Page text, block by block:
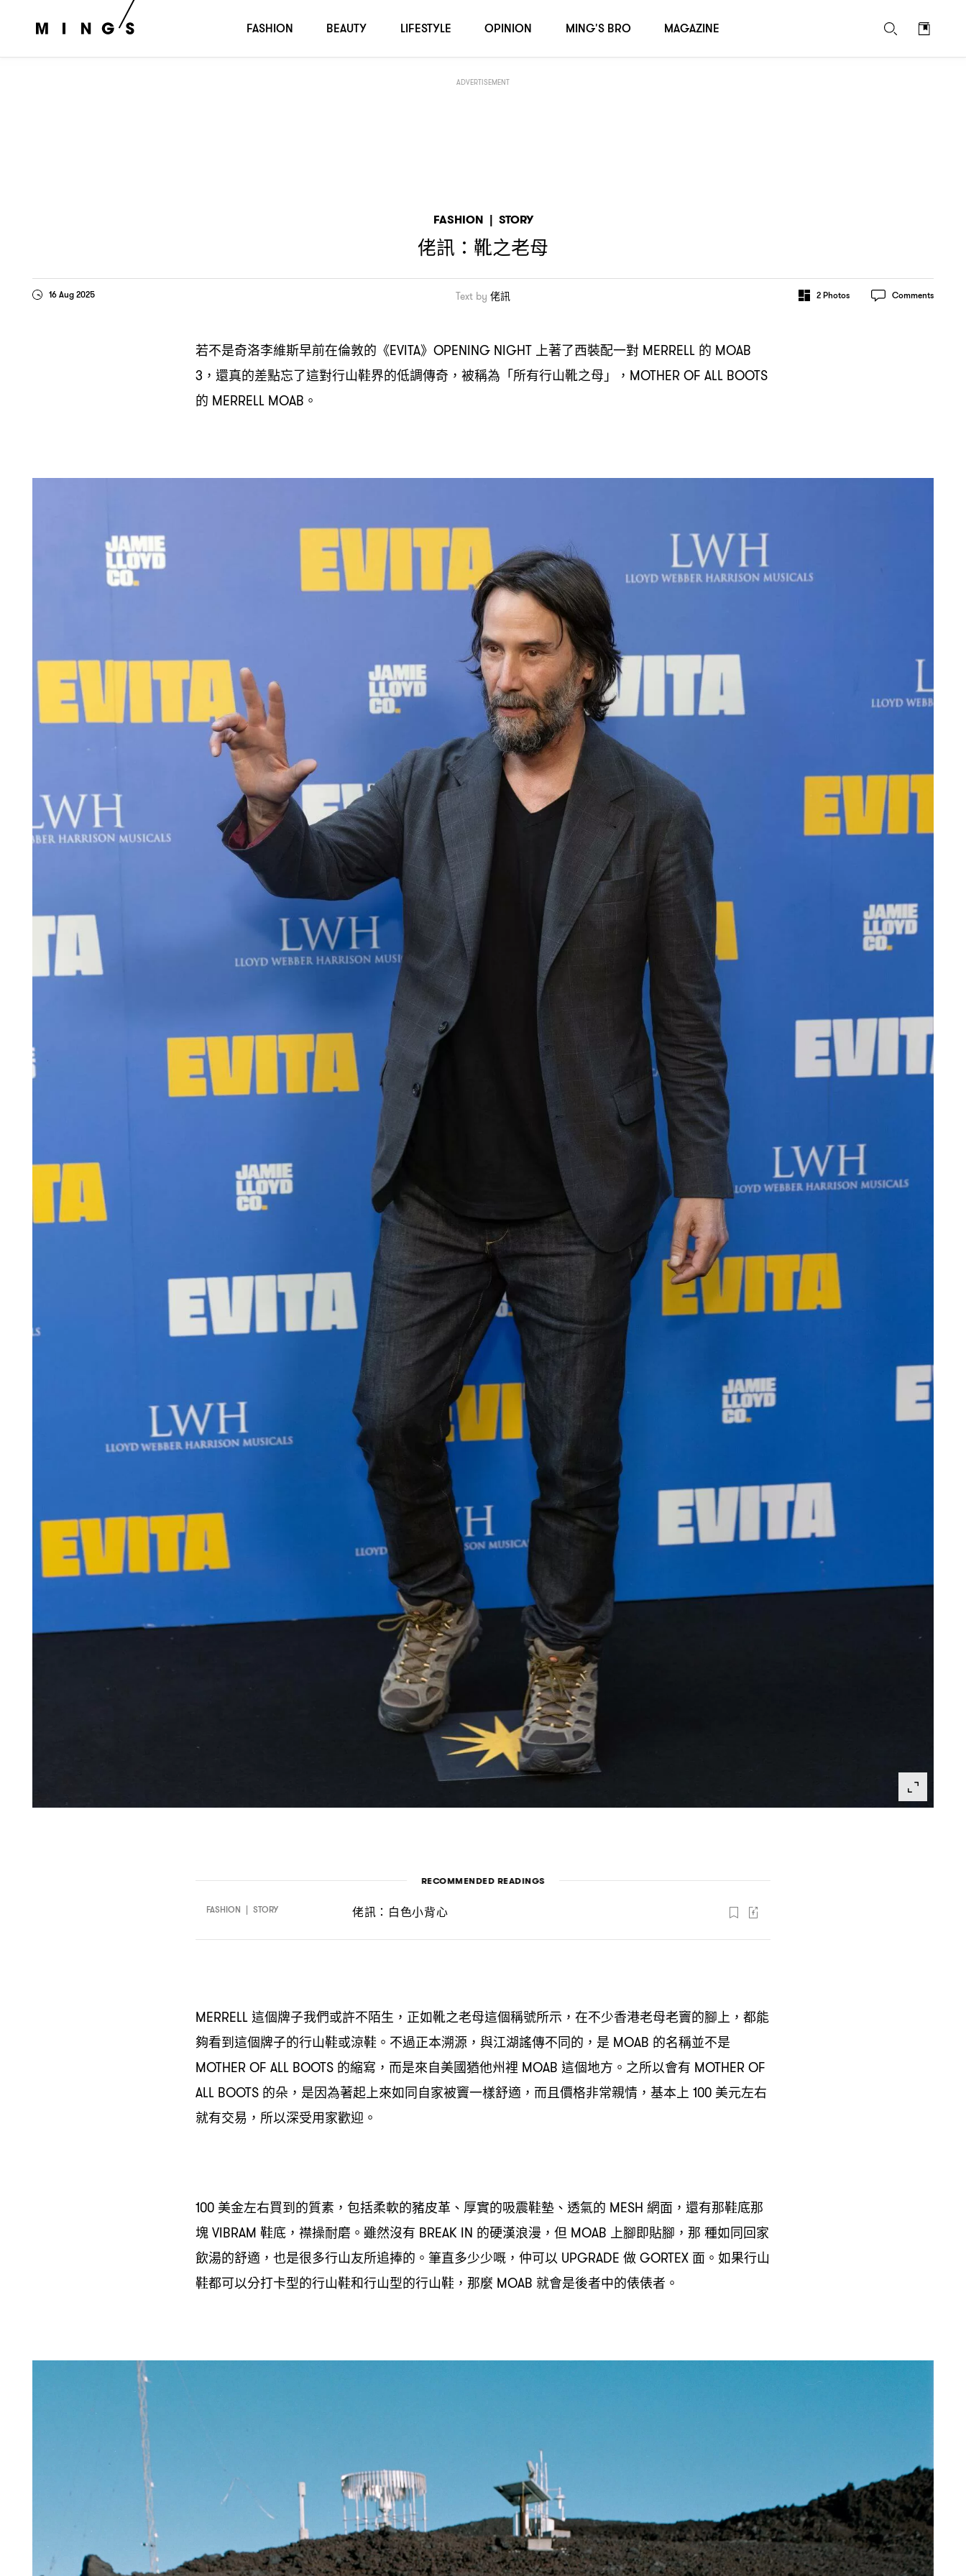
ADVERTISEMENT
FASHION | STORY
佬訊 ： 靴之老母
16 Aug 2025 Text by 佬訊 2Photos Comments
若不是奇洛李維斯早前在倫敦的《EVITA》 OPENING NIGHT 上著了西裝配一對 MERRELL 的 MOAB
3， 還真的差點忘了這對行山鞋界的低調傳奇 ， 被稱為「所有行山靴之母」 ，MOTHER OF ALL BOOTS
的 MERRELL MOAB 。
RECOMMENDED READINGS
FASHION | STORY 佬訊 ： 白色小背心
MERRELL這個牌子我們或許不陌生 ， 正如靴之老母這個稱號所示 ， 在不少香港老母老竇的腳上 ， 都能
夠看到這個牌子的行山鞋或涼鞋。不過正本溯源 ， 與江湖謠傳不同的 ， 是 MOAB 的名稱並不是
MOTHER OF ALL BOOTS 的縮寫 ， 而是來自美國猶他州裡 MOAB 這個地方。之所以會有 MOTHER OF
ALL BOOTS 的朵 ， 是因為著起上來如同自家被竇一樣舒適 ， 而且價格非常親情 ， 基本上 100 美元左右
就有交易 ， 所以深受用家歡迎。
100 美金左右買到的質素 ， 包括柔軟的豬皮革、厚實的吸震鞋墊、透氣的 MESH 網面 ， 還有那鞋底那
塊VIBRAM 鞋底 ， 襟操耐磨。雖然沒有 BREAK IN 的硬漢浪漫 ， 但 MOAB 上腳即貼腳 ， 那 種如同回家
飲湯的舒適 ， 也是很多行山友所追捧的。筆直多少少嘅 ， 仲可以 UPGRADE 做GORTEX 面。如果行山
鞋都可以分打卡型的行山鞋和行山型的行山鞋 ， 那麼 MOAB 就會是後者中的俵俵者。
FASHION BEAUTY LIFESTYLE OPINION MING'S BRO MAGAZINE
佬訊 ： 靴之老母